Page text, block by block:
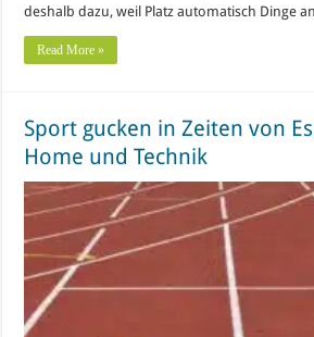
deshalb dazu, weil Platz automatisch Dinge
Read More »
Sport gucken in Zeiten von
Home und Technik